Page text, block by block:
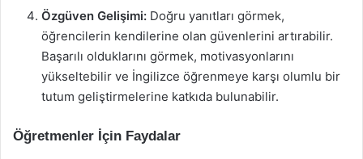
Özgüven Gelişimi: Doğru yanıtları görmek,
öğrencilerin kendilerine olan güvenlerini artırabilir.
Başarılı olduklarını görmek, motivasyonlarını
yükseltebilir ve İngilizce öğrenmeye karşı olumlu bir
tutum geliştirmelerine katkıda bulunabilir.
Öğretmenler İçin Faydalar